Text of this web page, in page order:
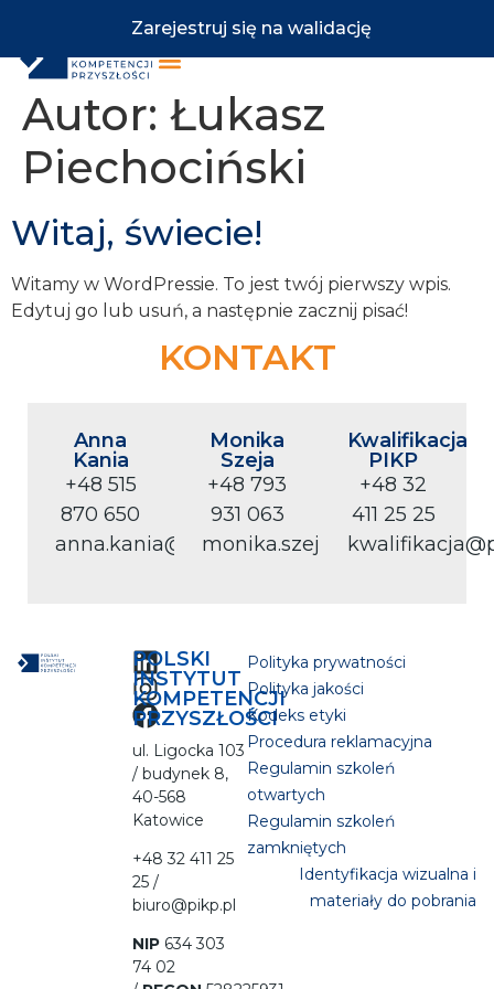
Zarejestruj się na walidację
Autor: Łukasz
Piechociński
Witaj, świecie!
Witamy w WordPressie. To jest twój pierwszy wpis.
Edytuj go lub usuń, a następnie zacznij pisać!
KONTAKT
Anna
Kania
+48 515
870 650
anna.kania@pikp.pl
Monika
Szeja
+48 793
931 063
monika.szeja@pikp.pl
Kwalifikacja
PIKP
+48 32
411 25 25
POLSKI
INSTYTUT
KOMPETENCJI
PRZYSZŁOŚCI
ul. Ligocka 103
/ budynek 8,
40-568
Katowice
+48 32 411 25
25 /
biuro@pikp.pl
NIP 634 303
74 02
Polityka prywatności
Polityka jakości
Kodeks etyki
Procedura reklamacyjna
Regulamin szkoleń
otwartych
Regulamin szkoleń
zamkniętych
Identyfikacja wizualna i
materiały do pobrania